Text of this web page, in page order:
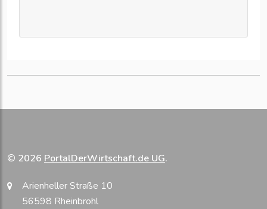
© 2026 PortalDerWirtschaft.de UG.
Arienheller Straße 10
56598 Rheinbrohl